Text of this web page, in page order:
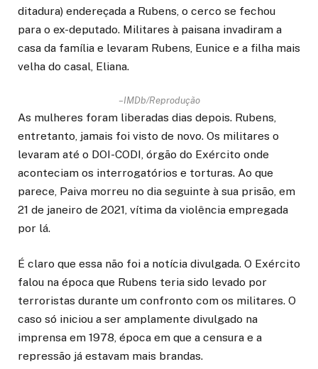
ditadura) endereçada a Rubens, o cerco se fechou
para o ex-deputado. Militares à paisana invadiram a
casa da família e levaram Rubens, Eunice e a filha mais
velha do casal, Eliana.
–IMDb/Reprodução
As mulheres foram liberadas dias depois. Rubens,
entretanto, jamais foi visto de novo. Os militares o
levaram até o DOI-CODI, órgão do Exército onde
aconteciam os interrogatórios e torturas. Ao que
parece, Paiva morreu no dia seguinte à sua prisão, em
21 de janeiro de 2021, vítima da violência empregada
por lá.
É claro que essa não foi a notícia divulgada. O Exército
falou na época que Rubens teria sido levado por
terroristas durante um confronto com os militares. O
caso só iniciou a ser amplamente divulgado na
imprensa em 1978, época em que a censura e a
repressão já estavam mais brandas.